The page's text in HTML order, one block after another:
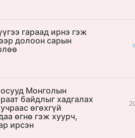
гараад ирнэ гэж
долоон сарын
Монголын
байдлыг хадгалах
өгөхгүй
өгнө гэж хуурч,
ирсэн